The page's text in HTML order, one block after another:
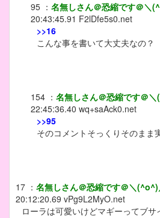
95 ： 名無しさん＠恐縮です＠＼
20:43:45.91 F2lDfe5s0.net
>>16
こんな事を書いて大丈夫なの？
154 ： 名無しさん＠恐縮です＠
22:45:36.40 wq+saAck0.net
>>95
そのコメントそっくりそのまま
17 ： 名無しさん＠恐縮です＠＼(^o^)
20:12:20.69 vPg9L2MyO.net
ローラは可愛いけどマギーってブサ